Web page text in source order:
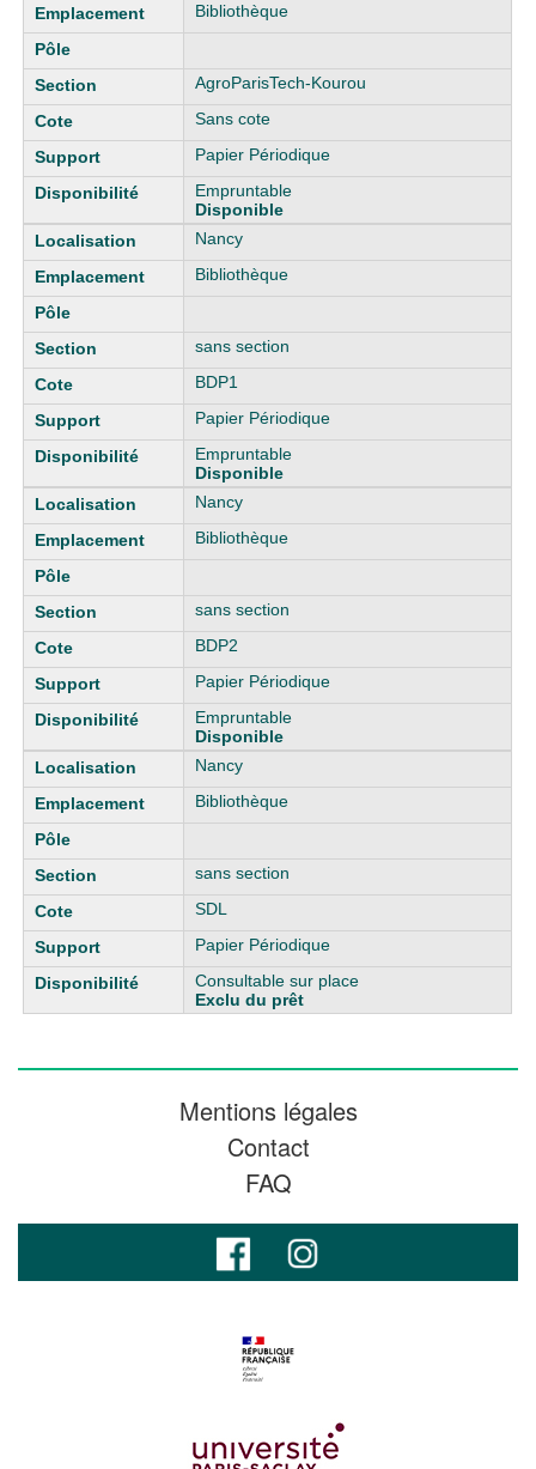
Bibliothèque
AgroParisTech-Kourou
Sans cote
Papier Périodique
Empruntable
Disponible
Nancy
Bibliothèque
sans section
BDP1
Papier Périodique
Empruntable
Disponible
Nancy
Bibliothèque
sans section
BDP2
Papier Périodique
Empruntable
Disponible
Nancy
Bibliothèque
sans section
SDL
Papier Périodique
Consultable sur place
Exclu du prêt
Mentions légales
Contact
FAQ